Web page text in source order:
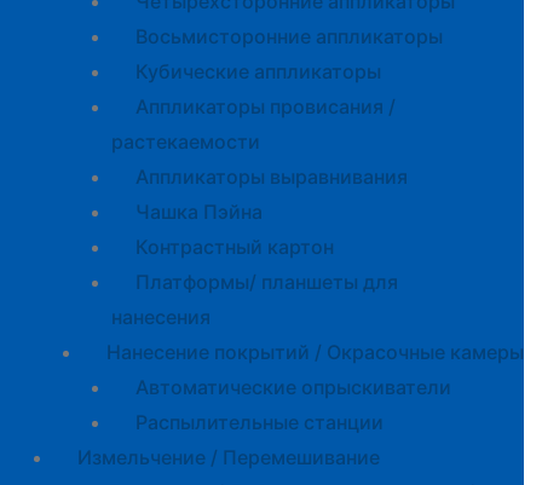
Восьмисторонние аппликаторы
Кубические аппликаторы
Аппликаторы провисания /
растекаемости
Аппликаторы выравнивания
Чашка Пэйна
Контрастный картон
Платформы/ планшеты для
нанесения
Нанесение покрытий / Окрасочные камеры
Автоматические опрыскиватели
Распылительные станции
Измельчение / Перемешивание